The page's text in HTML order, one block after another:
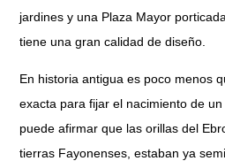
jardines y una Plaza Mayor
tiene una gran calidad de diseño.
En historia antigua es poco menos
exacta para fijar el nacimiento de
puede afirmar que las orillas del
tierras Fayonenses, estaban ya